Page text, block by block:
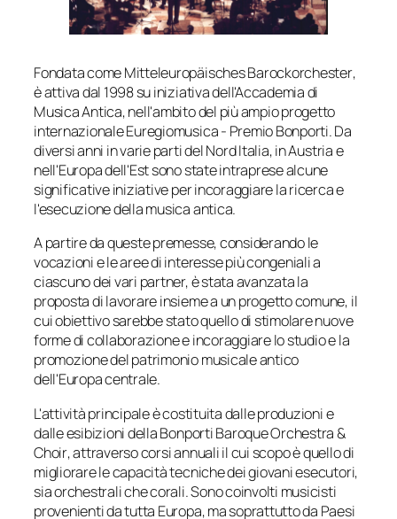
Fondata comeMitteleuropäisches Barockorchester,
è attiva dal 1998 su iniziativa dell'Accademia di
Musica Antica, nell'ambito del più ampio progetto
internazionale Euregiomusica - Premio Bonporti. Da
diversi anni in varie parti del Nord Italia, in Austria e
nell'Europa dell'Est sono state intraprese alcune
significative iniziative per incoraggiare la ricerca e
l'esecuzione della musica antica.
A partire da queste premesse, considerando le
vocazioni e le aree di interesse più congeniali a
ciascuno dei vari partner, è stata avanzata la
proposta di lavorare insieme a un progetto comune, il
cui obiettivo sarebbe stato quello di stimolare nuove
forme di collaborazione e incoraggiare lo studio e la
promozione del patrimonio musicale antico
dell'Europa centrale.
L'attività principale è costituita dalle produzioni e
dalle esibizioni dellaBonporti Baroque Orchestra &
Choir, attraversocorsiannuali il cui scopo è quello di
migliorare le capacità tecniche dei giovani esecutori,
sia orchestrali che corali. Sono coinvolti musicisti
provenienti da tutta Europa, ma soprattutto da Paesi